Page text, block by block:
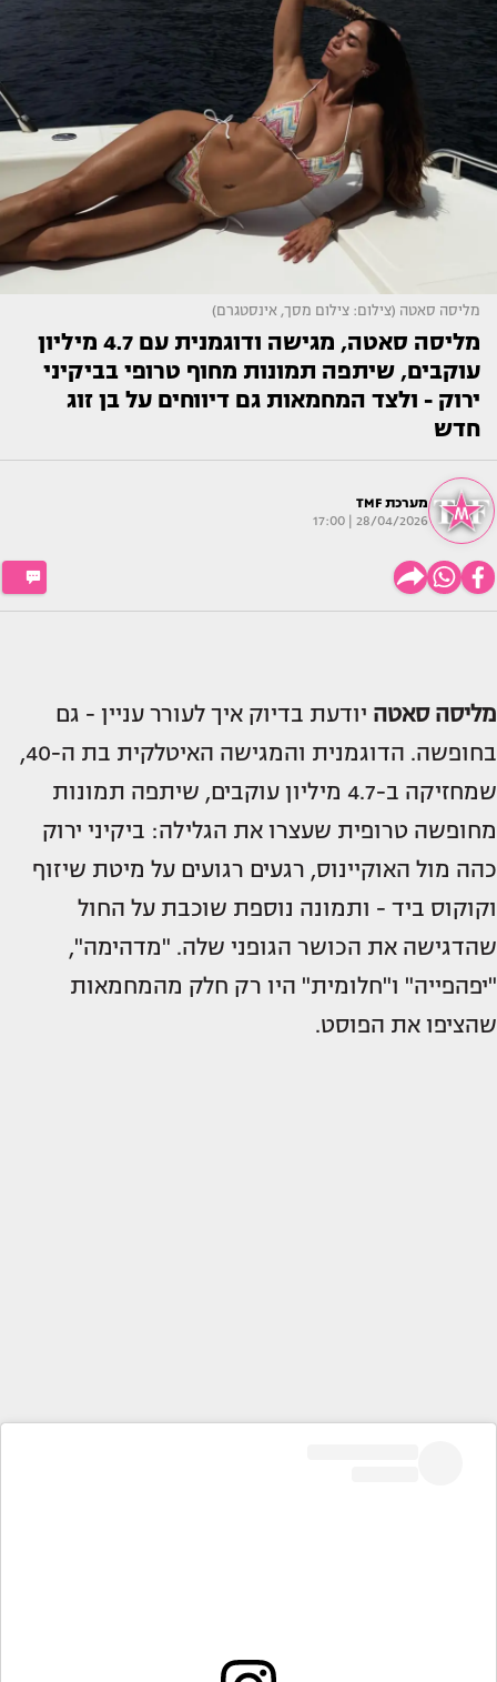
מליסה סאטה (צילום: צילום מסך, אינסטגרם)
מליסה סאטה, מגישה ודוגמנית עם 4.7 מיליון
עוקבים, שיתפה תמונות מחוף טרופי בביקיני
ירוק - ולצד המחמאות גם דיווחים על בן זוג
חדש
מערכת TMF
28/04/2026 | 17:00
מליסה סאטה יודעת בדיוק איך לעורר עניין - גם
בחופשה. הדוגמנית והמגישה האיטלקית בת ה-40,
שמחזיקה ב-4.7 מיליון עוקבים, שיתפה תמונות
מחופשה טרופית שעצרו את הגלילה: ביקיני ירוק
כהה מול האוקיינוס, רגעים רגועים על מיטת שיזוף
וקוקוס ביד - ותמונה נוספת שוכבת על החול
שהדגישה את הכושר הגופני שלה. "מדהימה",
"יפהפייה" ו"חלומית" היו רק חלק מהמחמאות
שהציפו את הפוסט.